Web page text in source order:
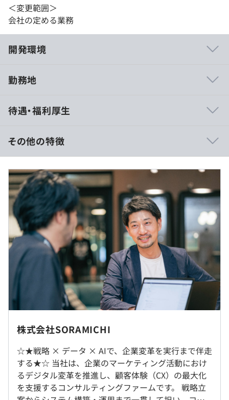
＜変更範囲＞
会社の定める業務
開発環境
ル、プロトタイピング
AWS CloudFormation、Amazon ECS、Zabbix
Treasure Data CDP、BigQuery、Amazon Redshift
勤務地
※原則週3出社、週2リモートのハイブリッドワークとな
ります。
就業場所の変更範囲
＜雇入時＞
東京本社、および自宅
待遇・福利厚生
【給与】
※採用時グレードにより決定
想定年収：805万円～1023万円（※月給12か月分＋賞与1
か月分程度を含む）
賃金形態：月給制（固定残業代含む）
・総額：61万円～78万円程度（※ボーナス除く）
・基本給：49万円～63万円程度
・固定残業代：12万円～15万円程度
※時間外労働の有無に関わらず、30時間分の固定残業代
を手当として支給
※超過勤務手当：超過勤務手当を追加で支給
※年2回の査定あり
年2回（6月・12月）
会社業績および個人のパフォーマンスに連動して変動
年間で「月給総額1か月程度」を目安に支給（夏0.5か月／
冬0.5か月）
その他の特徴
株式会社SORAMICHI
☆★戦略 × データ × AIで、企業変革を実行まで伴走
する★☆ 当社は、企業のマーケティング活動におけ
るデジタル変革を推進し、顧客体験（CX）の最大化
を支援するコンサルティングファームです。 戦略立